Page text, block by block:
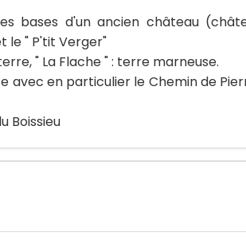
bases d'un ancien château
le " P'tit Verger"
" La Flache " : terre marneuse.
avec en particulier le Chemin de
Boissieu